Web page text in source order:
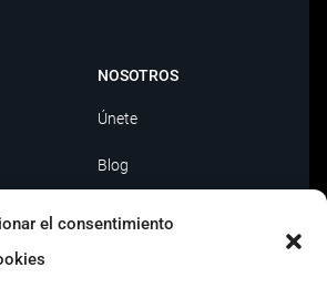
el consentimiento
NOSOTROS
Únete
Blog